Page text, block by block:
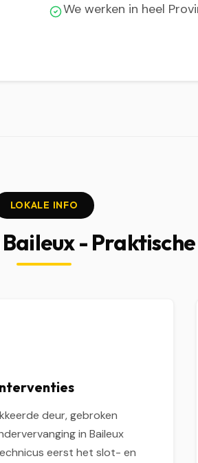
We werken in heel
LOKALE INFO
-
deur, gebroken
in Baileux
eerst het slot- en